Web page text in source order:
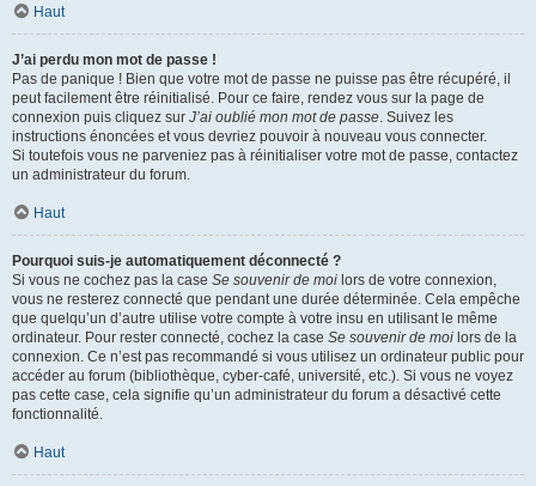
Haut
J’ai perdu mon mot de passe !
Pas de panique ! Bien que votre mot de passe ne puisse pas être récupéré, il
peut facilement être réinitialisé. Pour ce faire, rendez vous sur la page de
connexion puis cliquez sur J’ai oublié mon mot de passe. Suivez les
instructions énoncées et vous devriez pouvoir à nouveau vous connecter.
Si toutefois vous ne parveniez pas à réinitialiser votre mot de passe, contactez
un administrateur du forum.
Haut
Pourquoi suis-je automatiquement déconnecté ?
Si vous ne cochez pas la case Se souvenir de moi lors de votre connexion,
vous ne resterez connecté que pendant une durée déterminée. Cela empêche
que quelqu’un d’autre utilise votre compte à votre insu en utilisant le même
ordinateur. Pour rester connecté, cochez la case Se souvenir de moi lors de la
connexion. Ce n’est pas recommandé si vous utilisez un ordinateur public pour
accéder au forum (bibliothèque, cyber-café, université, etc.). Si vous ne voyez
pas cette case, cela signifie qu’un administrateur du forum a désactivé cette
fonctionnalité.
Haut